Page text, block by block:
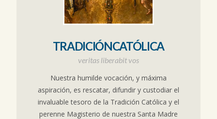
TRADICIÓNCATÓLICA
veritas liberabit vos
Nuestra humilde vocación, y máxima
aspiración, es rescatar, difundir y custodiar el
invaluable tesoro de la Tradición Católica y el
perenne Magisterio de nuestra Santa Madre